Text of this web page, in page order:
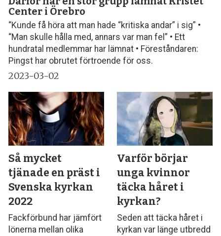
Center i Örebro
“Kunde få höra att man hade “kritiska andar” i sig” •
“Man skulle hålla med, annars var man fel” • Ett
hundratal medlemmar har lämnat • Föreståndaren:
Pingst har obrutet förtroende för oss.
2023-03-02
Så mycket
tjänade en präst i
Svenska kyrkan
2022
Fackförbund har jämfört
lönerna mellan olika
Varför börjar
unga kvinnor
täcka håret i
kyrkan?
Seden att täcka håret i
kyrkan var länge utbredd